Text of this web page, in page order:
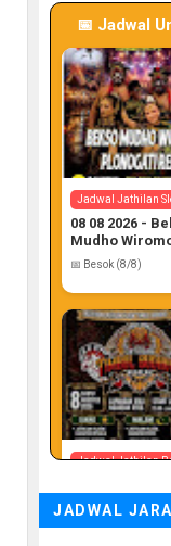
📅 Jadwal
Jadwal Jathilan
08 08 2026 -
Mudho
📅 Besok (8/8)
Jadwal Jathilan
Budhoyo
📅 Besok (8/8)
JADWAL